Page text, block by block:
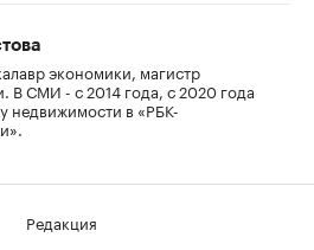
экономики, магистр
В СМИ - с 2014 года, с 2020 года
недвижимости в «РБК-
Редакция